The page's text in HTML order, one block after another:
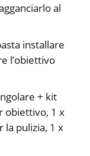
al
installare
l’obiettivo
+ kit
obiettivo, 1 x
la pulizia, 1 x